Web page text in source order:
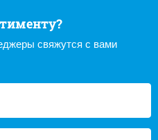
свяжутся с вами